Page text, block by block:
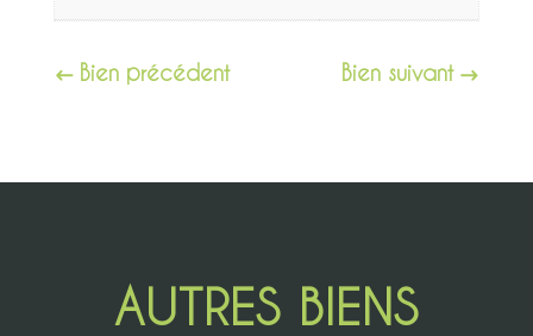
Bien précédent Bien suivant
AUTRES BIENS